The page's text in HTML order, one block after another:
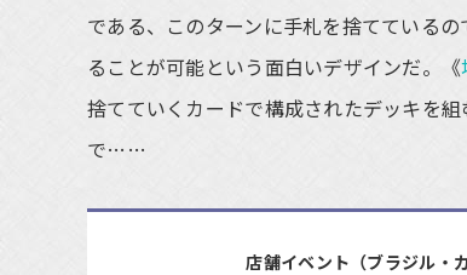
である、このターンに手札を捨てている
ることが可能という面白いデザインだ。《
捨てていくカードで構成されたデッキを
で……
店舗イベント（ブラジル・